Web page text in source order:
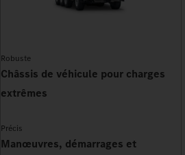
Robuste
Châssis de véhicule pour charges
extrêmes
Précis
Manœuvres, démarrages et